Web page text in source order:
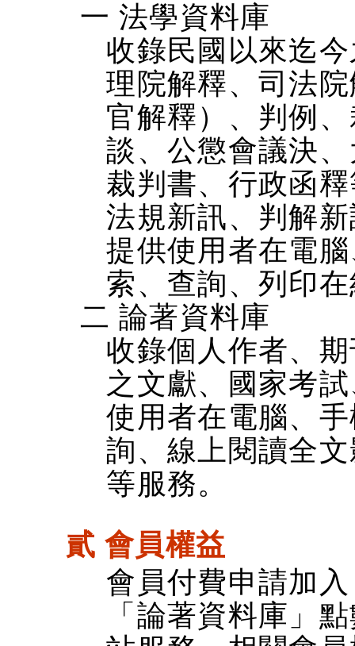
一 法學資料庫
收錄民國以來迄
理院解釋、司法
官解釋）、判例
談、公懲會議決
裁判書、行政函
法規新訊、判解
提供使用者在電
索、查詢、列印
二 論著資料庫
收錄個人作者、
之文獻、國家考
使用者在電腦、
詢、線上閱讀全
等服務。
貳 會員權益
會員付費申請加
「論著資料庫」